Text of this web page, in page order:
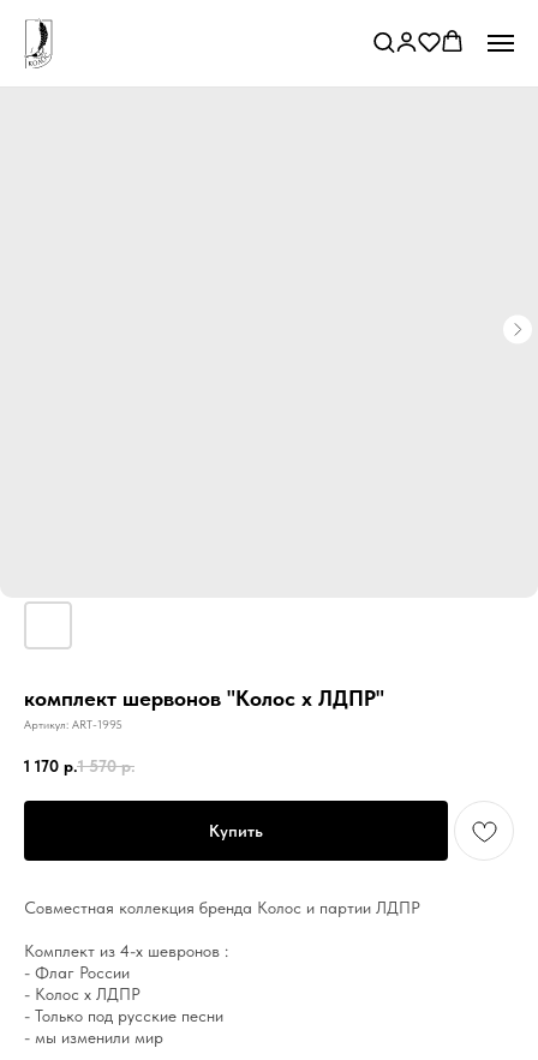
комплект шервонов "Колос х ЛДПР"
Артикул: ART-1995
1 170 р.1 570 р.
Купить
Совместная коллекция бренда Колос и партии ЛДПР
Комплект из 4-х шевронов :
- Флаг России
- Колос х ЛДПР
- Только под русские песни
- мы изменили мир